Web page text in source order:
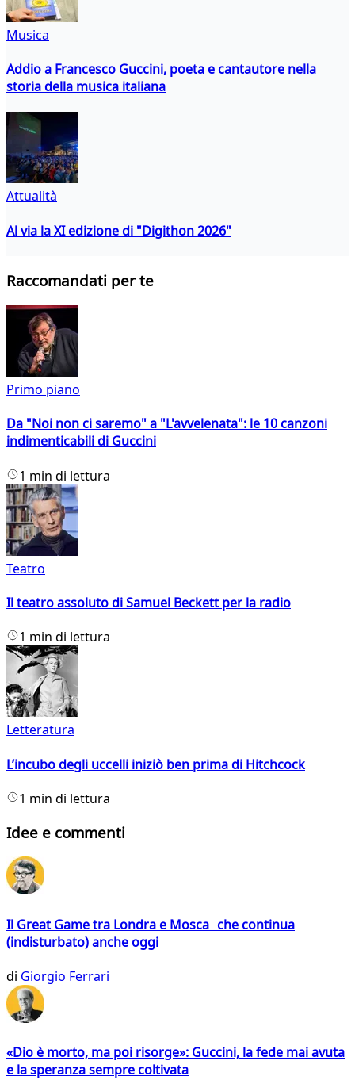
Musica
Addio a Francesco Guccini, poeta e cantautore nella
storia della musica italiana
Attualità
Al via la XI edizione di "Digithon 2026"
Raccomandati per te
Primo piano
Da "Noi non ci saremo" a "L'avvelenata": le 10 canzoni
indimenticabili di Guccini
1 min di lettura
Teatro
Il teatro assoluto di Samuel Beckett per la radio
1 min di lettura
Letteratura
L’incubo degli uccelli iniziò ben prima di Hitchcock
1 min di lettura
Idee e commenti
Il Great Game tra Londra e Mosca che continua
(indisturbato) anche oggi
di Giorgio Ferrari
«Dio è morto, ma poi risorge»: Guccini, la fede mai avuta
e la speranza sempre coltivata